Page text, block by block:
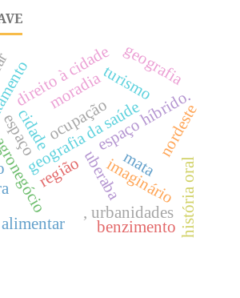
geografia da saúde
imaginário
uberaba
moradia
ocupação
direito à cidade
história oral
cidade espaço híbrido.
mata
região
nordeste
turismo
espaço
, urbanidades
geografia
benzimento